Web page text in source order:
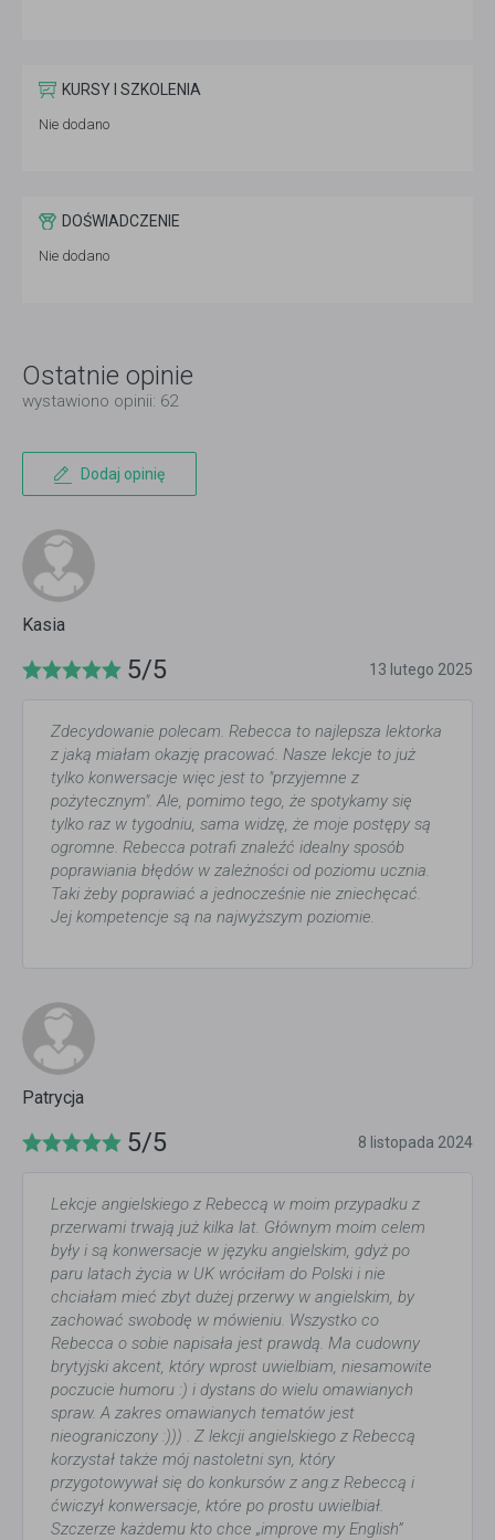
KURSY I SZKOLENIA
Nie dodano
DOŚWIADCZENIE
Nie dodano
Ostatnie opinie
wystawiono opinii: 62
Dodaj opinię
Kasia
5/5 13 lutego 2025
Zdecydowanie polecam. Rebecca to najlepsza lektorka
z jaką miałam okazję pracować. Nasze lekcje to już
tylko konwersacje więc jest to "przyjemne z
pożytecznym". Ale, pomimo tego, że spotykamy się
tylko raz w tygodniu, sama widzę, że moje postępy są
ogromne. Rebecca potrafi znaleźć idealny sposób
poprawiania błędów w zależności od poziomu ucznia.
Taki żeby poprawiać a jednocześnie nie zniechęcać.
Jej kompetencje są na najwyższym poziomie.
Patrycja
5/5 8 listopada 2024
Lekcje angielskiego z Rebeccą w moim przypadku z
przerwami trwają już kilka lat. Głównym moim celem
były i są konwersacje w języku angielskim, gdyż po
paru latach życia w UK wróciłam do Polski i nie
chciałam mieć zbyt dużej przerwy w angielskim, by
zachować swobodę w mówieniu. Wszystko co
Rebecca o sobie napisała jest prawdą. Ma cudowny
brytyjski akcent, który wprost uwielbiam, niesamowite
poczucie humoru :) i dystans do wielu omawianych
spraw. A zakres omawianych tematów jest
nieograniczony :))) . Z lekcji angielskiego z Rebeccą
korzystał także mój nastoletni syn, który
przygotowywał się do konkursów z ang.z Rebeccą i
ćwiczył konwersacje, które po prostu uwielbiał.
Szczerze każdemu kto chce „improve my English”